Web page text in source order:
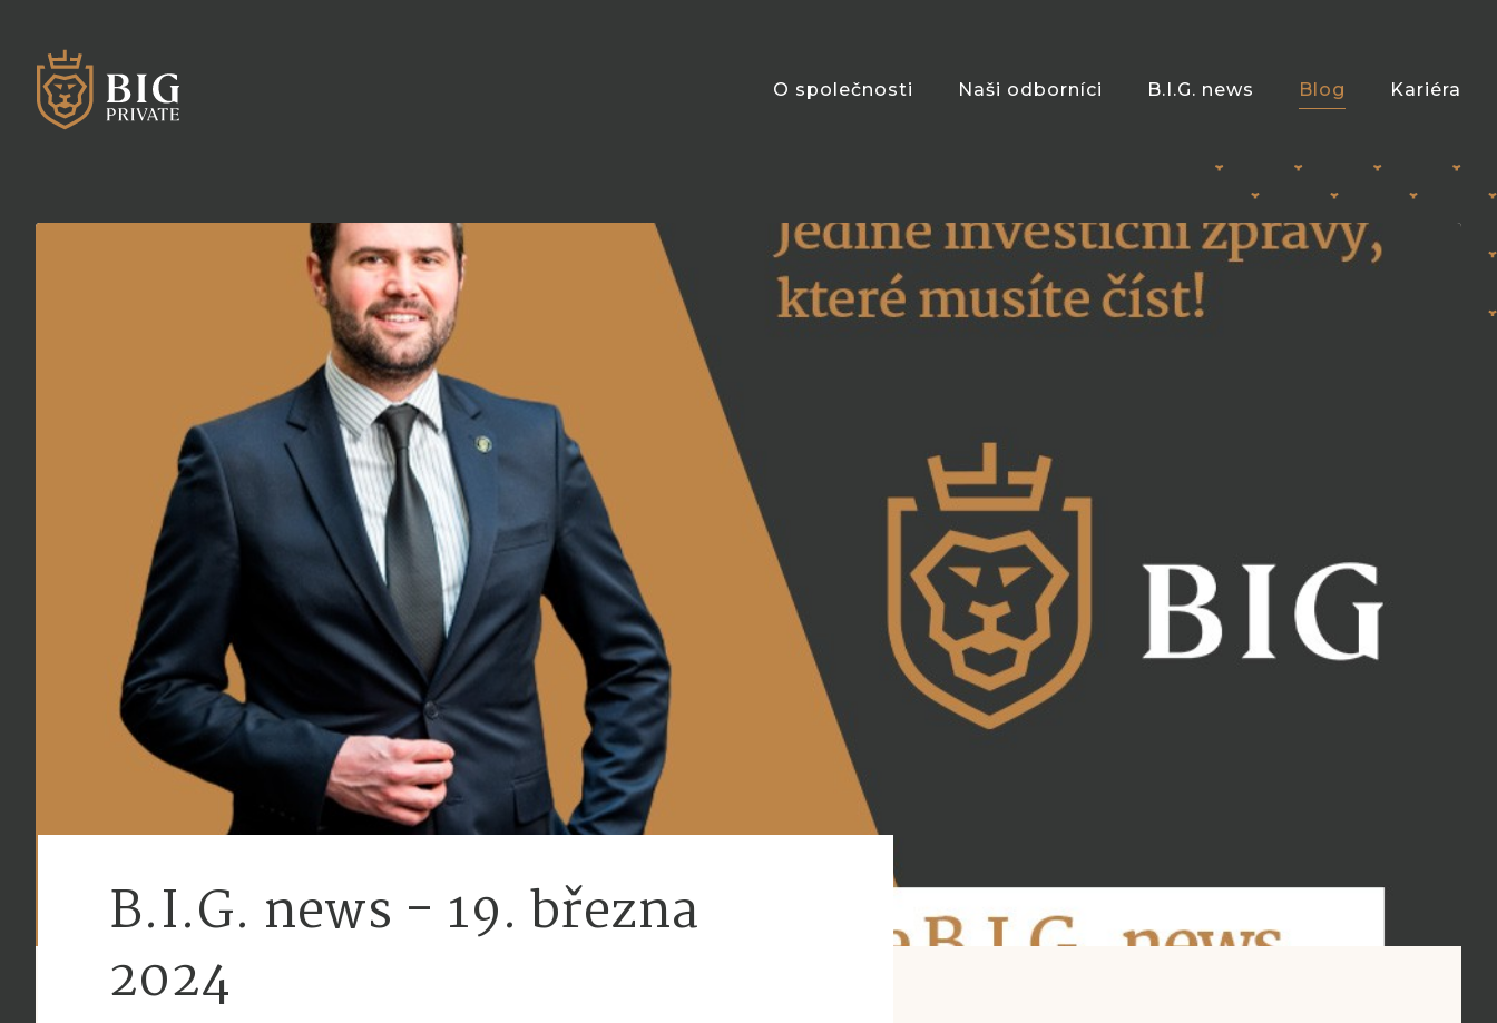
O společnosti Naši odborníci B.I.G. news Blog Kariéra
B.I.G. news - 19. března
2024